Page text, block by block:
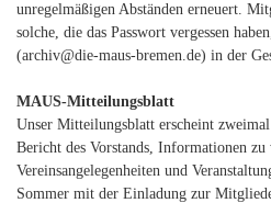
unregelmäßigen Abständen erneuert.
solche, die das Passwort vergessen
(archiv@die-maus-bremen.de) in der
MAUS-Mitteilungsblatt
Unser Mitteilungsblatt erscheint
Bericht des Vorstands, Informationen
Vereinsangelegenheiten und
Sommer mit der Einladung zur